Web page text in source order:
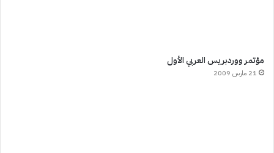
مؤتمر ووردبريس العربي الأول
21 مارس 2009